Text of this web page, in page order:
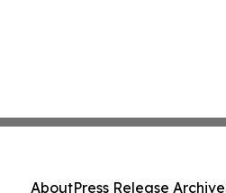
AboutPress Release Archive